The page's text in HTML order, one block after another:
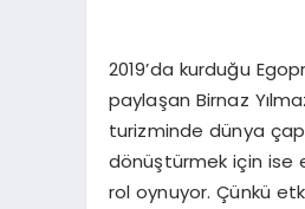
2019’da kurduğu
paylaşan Birnaz
turizminde dünya
dönüştürmek için ise
rol oynuyor. Çünkü